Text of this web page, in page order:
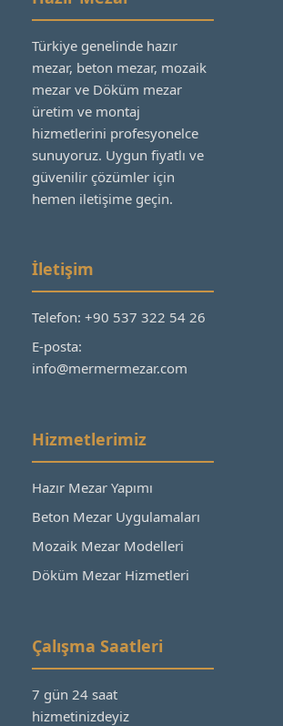
Türkiye genelinde hazır
mezar, beton mezar, mozaik
mezar ve Döküm mezar
üretim ve montaj
hizmetlerini profesyonelce
sunuyoruz. Uygun fiyatlı ve
güvenilir çözümler için
hemen iletişime geçin.
İletişim
Telefon: +90 537 322 54 26
E-posta:
info@mermermezar.com
Hizmetlerimiz
Hazır Mezar Yapımı
Beton Mezar Uygulamaları
Mozaik Mezar Modelleri
Döküm Mezar Hizmetleri
Çalışma Saatleri
7 gün 24 saat
hizmetinizdeyiz